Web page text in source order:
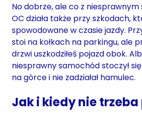
No dobrze, ale co z
OC działa także przy szkodach,
spowodowane w czasie jazdy.
stoi na kołkach na parkingu, ale
drzwi uszkodziłeś pojazd obok.
niesprawny samochód stoczył
na górce i nie zadziałał hamulec.
Jak i kiedy nie trzeba